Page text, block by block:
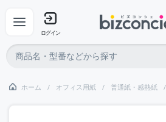
ログイン
ホーム オフィス用紙 普通紙・感熱紙